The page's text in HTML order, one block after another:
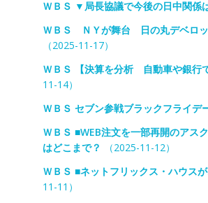
ＷＢＳ ▼局長協議で今後の日中関係
ＷＢＳ ＮＹが舞台 日の丸デベロッ
（2025-11-17）
ＷＢＳ 【決算を分析 自動車や銀行で
11-14）
ＷＢＳ セブン参戦ブラックフライデ
ＷＢＳ ■WEB注文を一部再開のアス
はどこまで？
（2025-11-12）
ＷＢＳ ■ネットフリックス・ハウス
11-11）